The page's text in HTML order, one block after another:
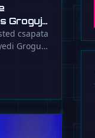
Groguja
csapata
Grogu